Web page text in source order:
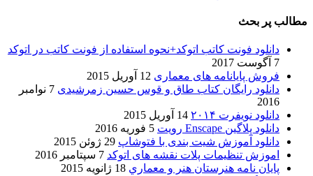
مطالب پر بحث
دانلود فونت کاتب اتوکد+نحوه استفاده از فونت کاتب در اتوکد
7 آگوست 2017
فروش پایانامه های معماری 12 آوریل 2015
دانلود رایگان کتاب طاق و قوس حسین زمرشیدی
7 نوامبر
2016
دانلود نویفرت ۲۰۱۴
14 آوریل 2015
دانلود پلاگین Enscape رویت
5 فوریه 2016
دانلود آموزش شیت بندی با فتوشاپ 29 ژوئن 2015
اموزش تنظیمات پلات نقشه های اتوکد 7 سپتامبر 2016
پایان نامه هنرستان هنر و معماري 18 ژانویه 2015